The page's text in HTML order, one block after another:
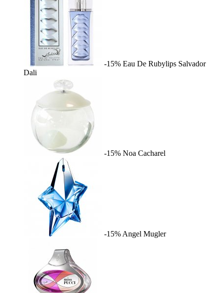
-15% Eau De Rubylips Salvador
Dali
-15% Noa Cacharel
-15% Angel Mugler